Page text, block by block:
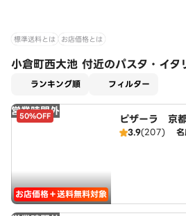
標準送料とは お店価格とは
小倉町西大池 付近のパスタ・イタ
ランキング順 フィルター
営業時間外
50%OFF
お店価格＋送料無料対象
ピザーラ 京
3.9(207)